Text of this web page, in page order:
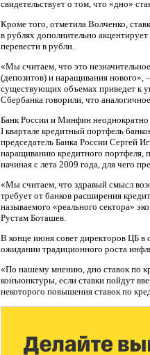
свидетельствует о том, что «дно»
Кроме того, отметила Волченко,
в рублях дополнительно
перевести в рубли.
«Мы считаем, что это
(депозитов) и наращивания нового»,
существующих объемах приведет к
Сбербанка говорили, что
Банк России и Минфин неоднократно
I квартале кредитный портфель
председатель Банка России Сергей
наращиванию кредитного портфеля,
начиная с лета 2009 года, для чего
«Мы считаем, что здравый смысл
требует от банков расширения
называемого «реального сектора»
Рустам Боташев.
В конце июня совет директоров ЦБ в
ожидании традиционного роста
«По нашему мнению, дно ставок по
конъюнктуры, если ставки пойдут
некоторого повышения ставок по